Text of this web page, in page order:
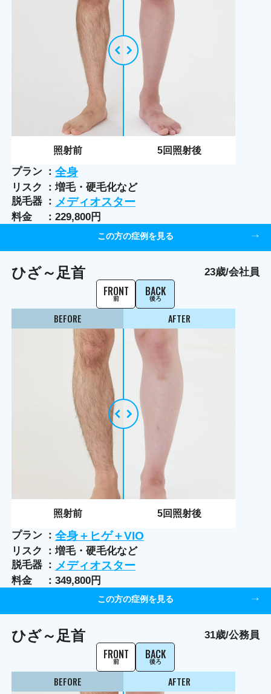
プラン 全身
リスク
増毛・硬毛化など
脱毛器
メディオスター
料金 229,800円
この方の症例を見る
照射前 5回照射後
ひざ～足首 23歳/会社員
FRONT
前
BACK
後ろ
プラン 全身＋ヒゲ＋VIO
リスク
増毛・硬毛化など
脱毛器
メディオスター
料金 349,800円
この方の症例を見る
BEFORE AFTER
照射前 5回照射後
ひざ～足首 31歳/公務員
FRONT
前
BACK
後ろ
BEFORE AFTER